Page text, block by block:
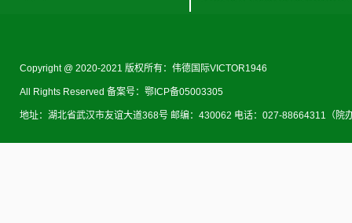
Copyright @ 2020-2021 版权所有：伟德国际VICTOR1946
All Rights Reserved 备案号：鄂ICP备05003305
地址：湖北省武汉市友谊大道368号 邮编：430062 电话：027-88664311（